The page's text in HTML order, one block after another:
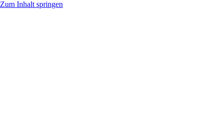
Zum Inhalt springen